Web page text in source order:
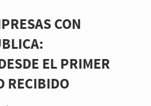
CON
EL PRIMER
RECIBIDO